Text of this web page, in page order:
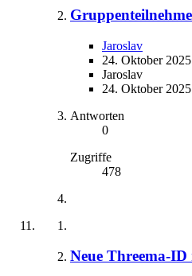
Jaroslav
24. Oktober
Jaroslav
24. Oktober
Antworten
0
Zugriffe
478
Neue Threema-